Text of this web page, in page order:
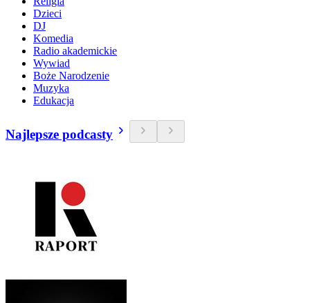
Dzieci
DJ
Komedia
Radio akademickie
Wywiad
Boże Narodzenie
Muzyka
Edukacja
Najlepsze podcasty